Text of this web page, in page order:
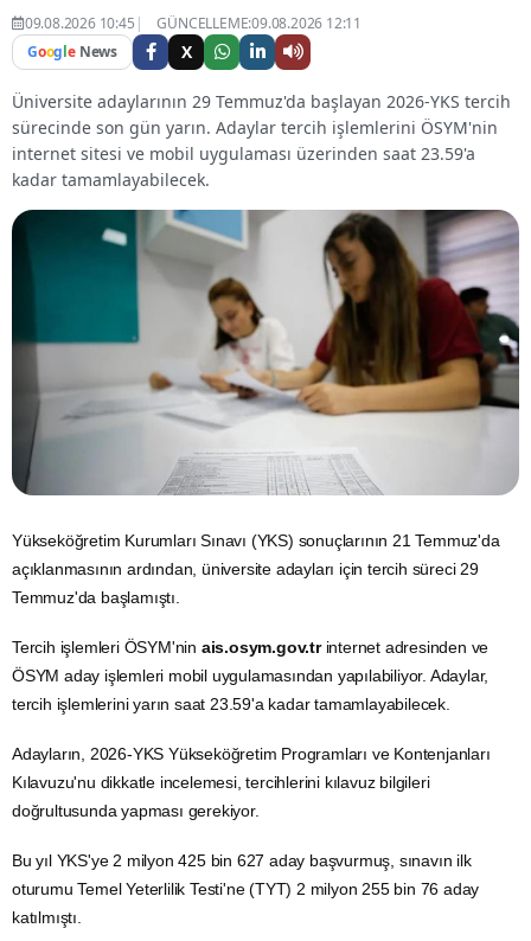
09.08.2026 10:45
GÜNCELLEME:09.08.2026 12:11
Google News X
Üniversite adaylarının 29 Temmuz'da başlayan 2026-YKS tercih
sürecinde son gün yarın. Adaylar tercih işlemlerini ÖSYM'nin
internet sitesi ve mobil uygulaması üzerinden saat 23.59'a
kadar tamamlayabilecek.
Yükseköğretim Kurumları Sınavı (YKS) sonuçlarının 21 Temmuz'da
açıklanmasının ardından, üniversite adayları için tercih süreci 29
Temmuz'da başlamıştı.
Tercih işlemleri ÖSYM'nin ais.osym.gov.trinternet adresinden ve
ÖSYM aday işlemleri mobil uygulamasından yapılabiliyor. Adaylar,
tercih işlemlerini yarın saat 23.59'a kadar tamamlayabilecek.
Adayların, 2026-YKS Yükseköğretim Programları ve Kontenjanları
Kılavuzu'nu dikkatle incelemesi, tercihlerini kılavuz bilgileri
doğrultusunda yapması gerekiyor.
Bu yıl YKS'ye 2 milyon 425 bin 627 aday başvurmuş, sınavın ilk
oturumu Temel Yeterlilik Testi'ne (TYT) 2 milyon 255 bin 76 aday
katılmıştı.